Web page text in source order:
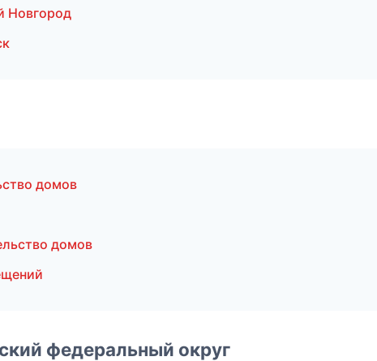
Новгород
домов
домов
федеральный округ